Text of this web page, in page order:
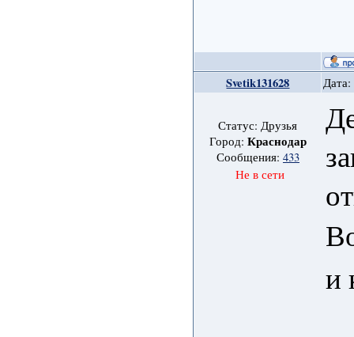
Svetik131628
Статус: Друзья
Город: Краснодар
Сообщения: 433
Не в сети
и